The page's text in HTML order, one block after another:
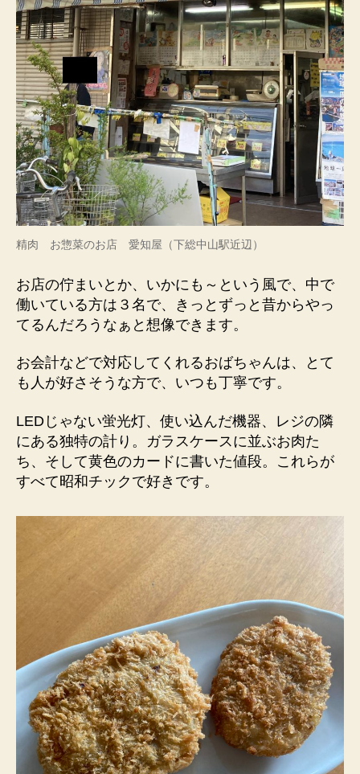
精肉 お惣菜のお店 愛知屋（下総中山駅近辺）
お店の佇まいとか、いかにも～という風で、中で
働いている方は３名で、きっとずっと昔からやっ
てるんだろうなぁと想像できます。
お会計などで対応してくれるおばちゃんは、とて
も人が好さそうな方で、いつも丁寧です。
LEDじゃない蛍光灯、使い込んだ機器、レジの隣
にある独特の計り。ガラスケースに並ぶお肉た
ち、そして黄色のカードに書いた値段。これらが
すべて昭和チックで好きです。